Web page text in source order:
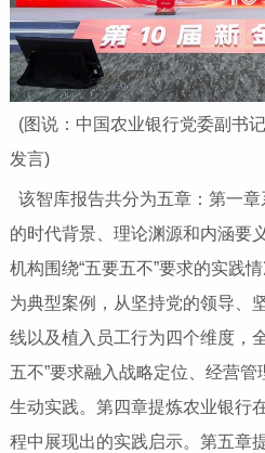
(图说：中国农业银行党委副书
发言)
该智库报告共分为五章：第一
的时代背景、理论渊源和内涵要
机构围绕“五要五不”要求的实践
为典型案例，从坚持党的领导、
线以及植入员工行为四个维度，
五不”要求融入战略定位、经营
生动实践。第四章提炼农业银行
程中展现出的实践启示。第五章